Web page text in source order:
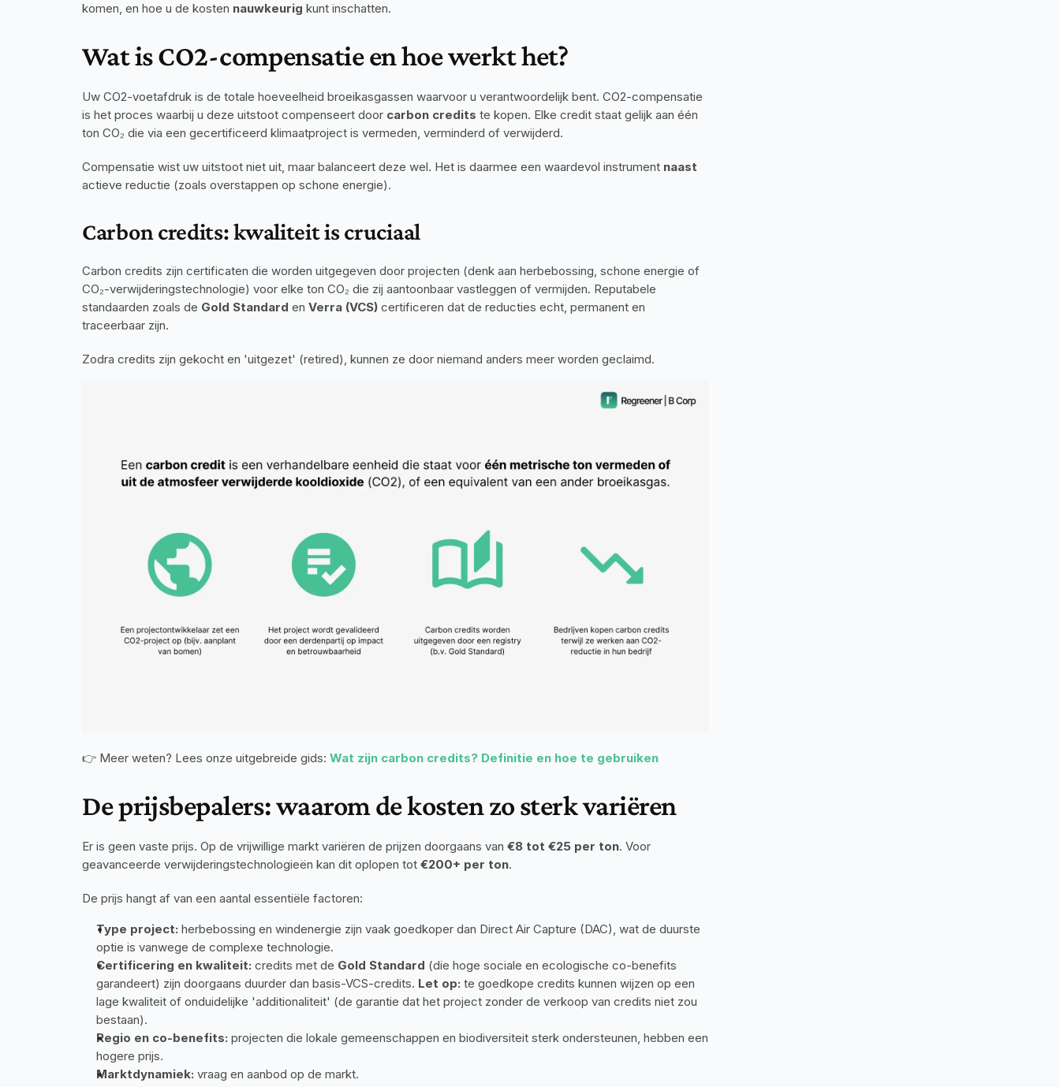
komen, en hoe u de kosten nauwkeurig kunt inschatten.
Wat is CO2-compensatie en hoe werkt het?
Uw CO2-voetafdruk is de totale hoeveelheid broeikasgassen waarvoor u verantwoordelijk bent. CO2-compensatie
is het proces waarbij u deze uitstoot compenseert door carbon credits te kopen. Elke credit staat gelijk aan één
ton CO₂ die via een gecertificeerd klimaatproject is vermeden, verminderd of verwijderd.
Compensatie wist uw uitstoot niet uit, maar balanceert deze wel. Het is daarmee een waardevol instrument naast
actieve reductie (zoals overstappen op schone energie).
Carbon credits: kwaliteit is cruciaal
Carbon credits zijn certificaten die worden uitgegeven door projecten (denk aan herbebossing, schone energie of
CO₂-verwijderingstechnologie) voor elke ton CO₂ die zij aantoonbaar vastleggen of vermijden. Reputabele
standaarden zoals de Gold Standard en Verra (VCS) certificeren dat de reducties echt, permanent en
traceerbaar zijn.
Zodra credits zijn gekocht en 'uitgezet' (retired), kunnen ze door niemand anders meer worden geclaimd.
👉 Meer weten? Lees onze uitgebreide gids: Wat zijn carbon credits? Definitie en hoe te gebruiken
De prijsbepalers: waarom de kosten zo sterk variëren
Er is geen vaste prijs. Op de vrijwillige markt variëren de prijzen doorgaans van €8 tot €25 per ton. Voor
geavanceerde verwijderingstechnologieën kan dit oplopen tot €200+ per ton.
De prijs hangt af van een aantal essentiële factoren:
Type project: herbebossing en windenergie zijn vaak goedkoper dan Direct Air Capture (DAC), wat de duurste
optie is vanwege de complexe technologie.
Certificering en kwaliteit: credits met de Gold Standard (die hoge sociale en ecologische co-benefits
garandeert) zijn doorgaans duurder dan basis-VCS-credits. Let op: te goedkope credits kunnen wijzen op een
lage kwaliteit of onduidelijke 'additionaliteit' (de garantie dat het project zonder de verkoop van credits niet zou
bestaan).
Regio en co-benefits: projecten die lokale gemeenschappen en biodiversiteit sterk ondersteunen, hebben een
hogere prijs.
Marktdynamiek: vraag en aanbod op de markt.